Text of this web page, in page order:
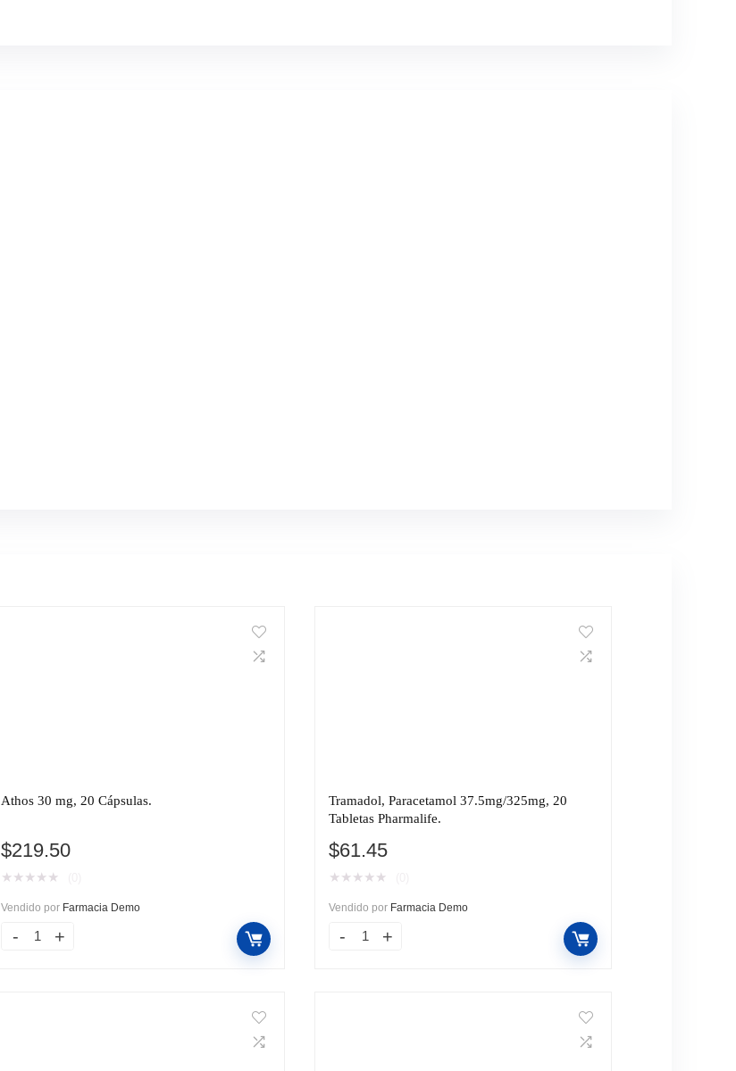
Athos 30 mg, 20 Cápsulas.
$219.50
★ ★ ★ ★ ★
Vendido por Farmacia Demo
Tramadol, Paracetamol 37.5mg/325mg, 20
Tabletas Pharmalife.
$61.45
★ ★ ★ ★ ★
Vendido por Farmacia Demo